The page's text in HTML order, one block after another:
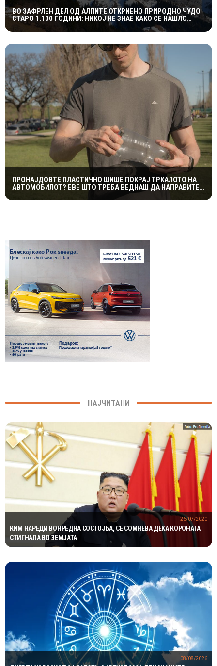
ВО ЗАФРЛЕН ДЕЛ ОД АЛПИТЕ ОТКРИЕНО ПРИРОДНО ЧУДО
СТАРО 1.100 ГОДИНИ: НИКОЈ НЕ ЗНАЕ КАКО СЕ НАШЛО
ТАМУ
ПРОНАЈДОВТЕ ПЛАСТИЧНО ШИШЕ ПОКРАЈ ТРКАЛОТО НА
АВТОМОБИЛОТ? ЕВЕ ШТО ТРЕБА ВЕДНАШ ДА НАПРАВИТЕ
НАЈЧИТАНИ
КИМ НАРЕДИ ВОНРЕДНА СОСТОЈБА, СЕ СОМНЕВА ДЕКА КОРОНАТА
СТИГНАЛА ВО ЗЕМЈАТА
26/07/2020
08/08/2026